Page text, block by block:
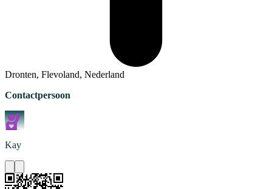
Dronten, Flevoland, Nederland
Contactpersoon
Kay